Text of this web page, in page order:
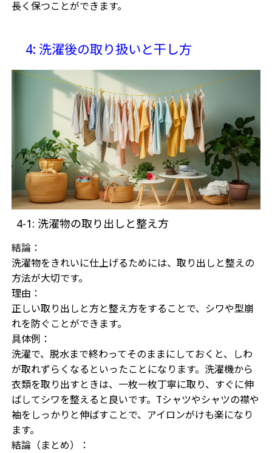
長く保つことができます。
4: 洗濯後の取り扱いと干し方
4-1: 洗濯物の取り出しと整え方
結論：
洗濯物をきれいに仕上げるためには、取り出しと整えの
方法が大切です。
理由：
正しい取り出しと方と整え方をすることで、シワや型崩
れを防ぐことができます。
具体例：
洗濯で、脱水まで終わってそのままにしておくと、しわ
が取れずらくなるといったことになります。洗濯機から
衣類を取り出すときは、一枚一枚丁寧に取り、すぐに伸
ばしてシワを整えると良いです。Tシャツやシャツの襟や
袖をしっかりと伸ばすことで、アイロンがけも楽になり
ます。
結論（まとめ）：